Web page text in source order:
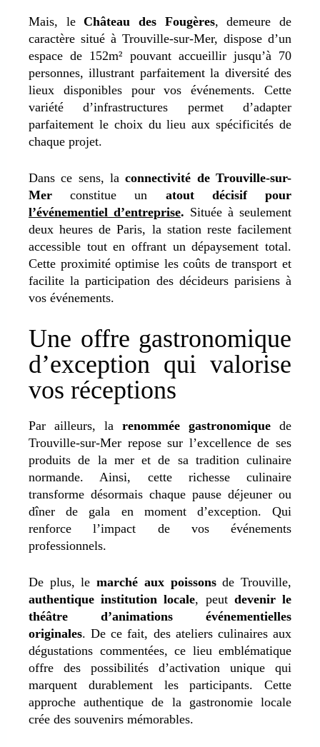
Mais, leChâteau des Fougères, demeure de
caractère situé à Trouville-sur-Mer, dispose d’un
espace de 152m² pouvant accueillir jusqu’à 70
personnes, illustrant parfaitement la diversité des
lieux disponibles pour vos événements. Cette
variété d’infrastructures permet d’adapter
parfaitement le choix du lieu aux spécificités de
chaque projet.
Dans ce sens, laconnectivité de Trouville-sur-
Mer constitue un atout décisif pour
l’événementiel d’entreprise. Située à seulement
deux heures de Paris, la station reste facilement
accessible tout en offrant un dépaysement total.
Cette proximité optimise les coûts de transport et
facilite la participation des décideurs parisiens à
vos événements.
Une offre gastronomique
d’exception qui valorise
vos réceptions
Par ailleurs, la renommée gastronomique de
Trouville-sur-Mer repose sur l’excellence de ses
produits de la mer et de sa tradition culinaire
normande. Ainsi, cette richesse culinaire
transforme désormais chaque pause déjeuner ou
dîner de gala en moment d’exception. Qui
renforce l’impact de vos événements
professionnels.
De plus, le marché aux poissonsde Trouville,
authentique institution locale, peut devenir le
théâtre d’animations événementielles
originales. De ce fait, des ateliers culinaires aux
dégustations commentées, ce lieu emblématique
offre des possibilités d’activation unique qui
marquent durablement les participants. Cette
approche authentique de la gastronomie locale
crée des souvenirs mémorables.